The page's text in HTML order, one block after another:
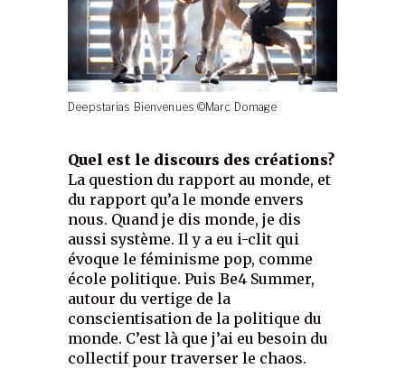
Deepstarias Bienvenues ©Marc Domage
Quel est le discours des créations?
La question du rapport au monde, et
du rapport qu’a le monde envers
nous. Quand je dis monde, je dis
aussi système. Il y a eu i-clit qui
évoque le féminisme pop, comme
école politique. Puis Be4 Summer,
autour du vertige de la
conscientisation de la politique du
monde. C’est là que j’ai eu besoin du
collectif pour traverser le chaos.